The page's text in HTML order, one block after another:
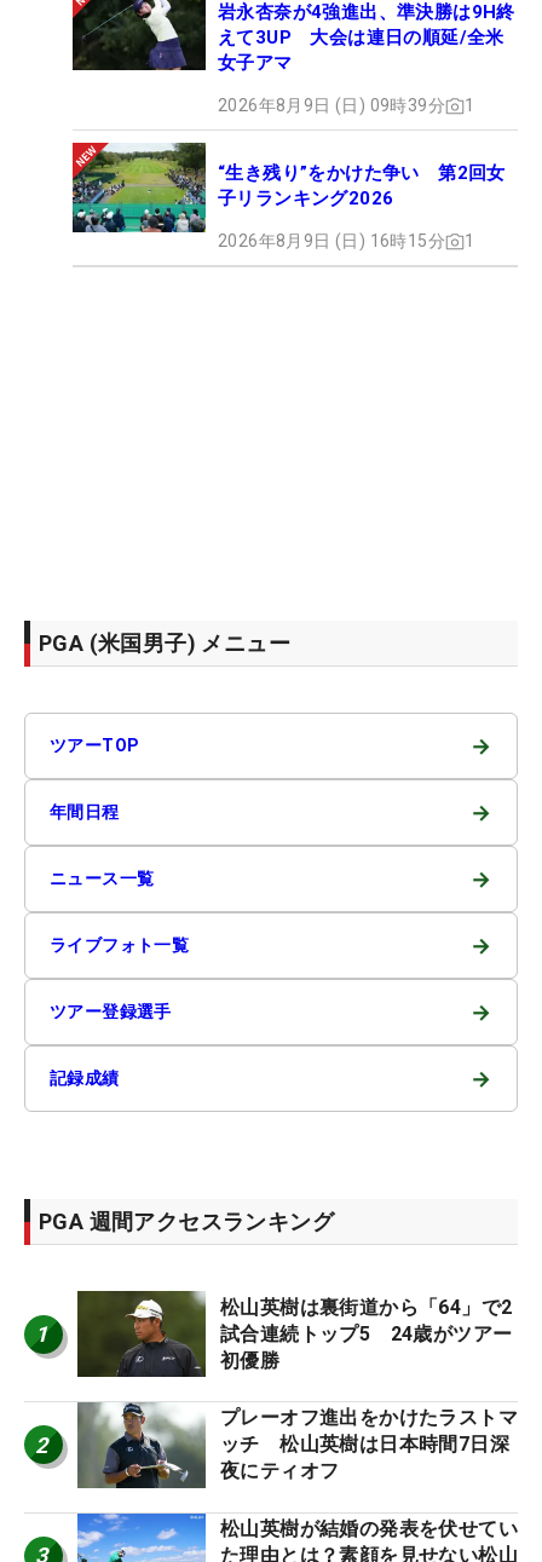
岩永杏奈が4強進出、準決勝は9H終
えて3UP 大会は連日の順延/全米
女子アマ
2026年8月9日 (日) 09時39分 1
“生き残り”をかけた争い 第2回女
子リランキング2026
2026年8月9日 (日) 16時15分 1
PGA (米国男子) メニュー
ツアーTOP →
年間日程 →
ニュース一覧 →
ライブフォト一覧 →
ツアー登録選手 →
記録成績 →
PGA 週間アクセスランキング
1
松山英樹は裏街道から「64」で2
試合連続トップ5 24歳がツアー
初優勝
2
プレーオフ進出をかけたラストマ
ッチ 松山英樹は日本時間7日深
夜にティオフ
3
松山英樹が結婚の発表を伏せてい
た理由とは？素顔を見せない松山